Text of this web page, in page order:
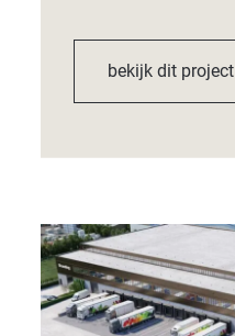
bekijk dit project